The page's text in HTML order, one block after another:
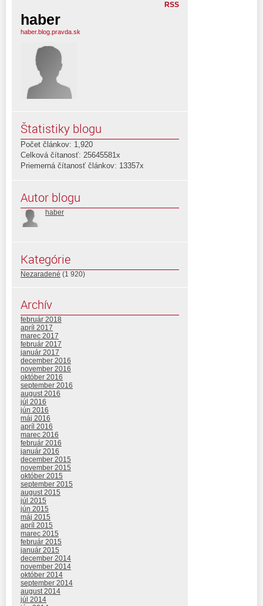
RSS
haber
haber.blog.pravda.sk
Štatistiky blogu
Počet článkov: 1,920
Celková čítanosť: 25645581x
Priemerná čítanosť článkov: 13357x
Autor blogu
haber
Kategórie
Nezaradené (1 920)
Archív
február 2018
apríl 2017
marec 2017
február 2017
január 2017
december 2016
november 2016
október 2016
september 2016
august 2016
júl 2016
jún 2016
máj 2016
apríl 2016
marec 2016
február 2016
január 2016
december 2015
november 2015
október 2015
september 2015
august 2015
júl 2015
jún 2015
máj 2015
apríl 2015
marec 2015
február 2015
január 2015
december 2014
november 2014
október 2014
september 2014
august 2014
júl 2014